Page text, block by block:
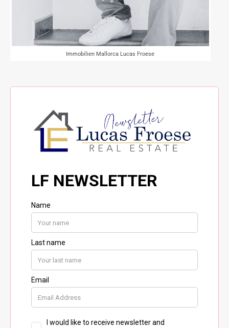
Immobilien Mallorca Lucas Froese